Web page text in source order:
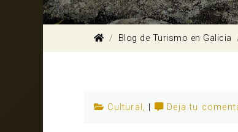
Blog de Turismo en Galicia
Cultural , Deja tu